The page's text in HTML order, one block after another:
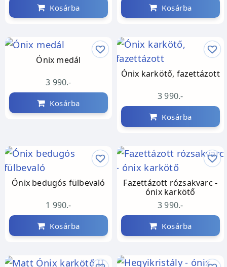
Kosárba Kosárba
Ónix medál
3 990.-
Kosárba
Ónix karkötő, fazettázott
3 990.-
Kosárba
Ónix bedugós fülbevaló
1 990.-
Kosárba
Fazettázott rózsakvarc -
ónix karkötő
3 990.-
Kosárba